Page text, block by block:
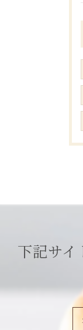
下記サイ